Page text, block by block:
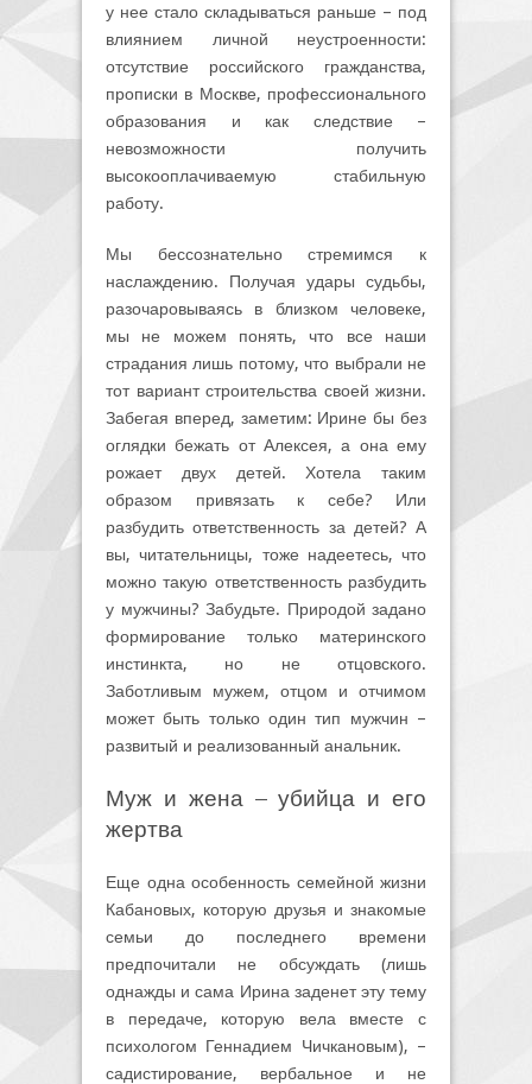
у нее стало складываться раньше – под
влиянием личной неустроенности:
отсутствие российского гражданства,
прописки в Москве, профессионального
образования и как следствие –
невозможности получить
высокооплачиваемую стабильную
работу.
Мы бессознательно стремимся к
наслаждению. Получая удары судьбы,
разочаровываясь в близком человеке,
мы не можем понять, что все наши
страдания лишь потому, что выбрали не
тот вариант строительства своей жизни.
Забегая вперед, заметим: Ирине бы без
оглядки бежать от Алексея, а она ему
рожает двух детей. Хотела таким
образом привязать к себе? Или
разбудить ответственность за детей? А
вы, читательницы, тоже надеетесь, что
можно такую ответственность разбудить
у мужчины? Забудьте. Природой задано
формирование только материнского
инстинкта, но не отцовского.
Заботливым мужем, отцом и отчимом
может быть только один тип мужчин –
развитый и реализованный анальник.
Муж и жена – убийца и его
жертва
Еще одна особенность семейной жизни
Кабановых, которую друзья и знакомые
семьи до последнего времени
предпочитали не обсуждать (лишь
однажды и сама Ирина заденет эту тему
в передаче, которую вела вместе с
психологом Геннадием Чичкановым), –
садистирование, вербальное и не